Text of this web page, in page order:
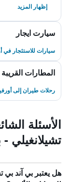
إظهار المزيد
سيارت ايجار
سيارات للاستئجار في
المطارات القريبة
رحلات طيران إلى
الأسئلة
تشيلانغيلي
هل يعتبر بي آند بي